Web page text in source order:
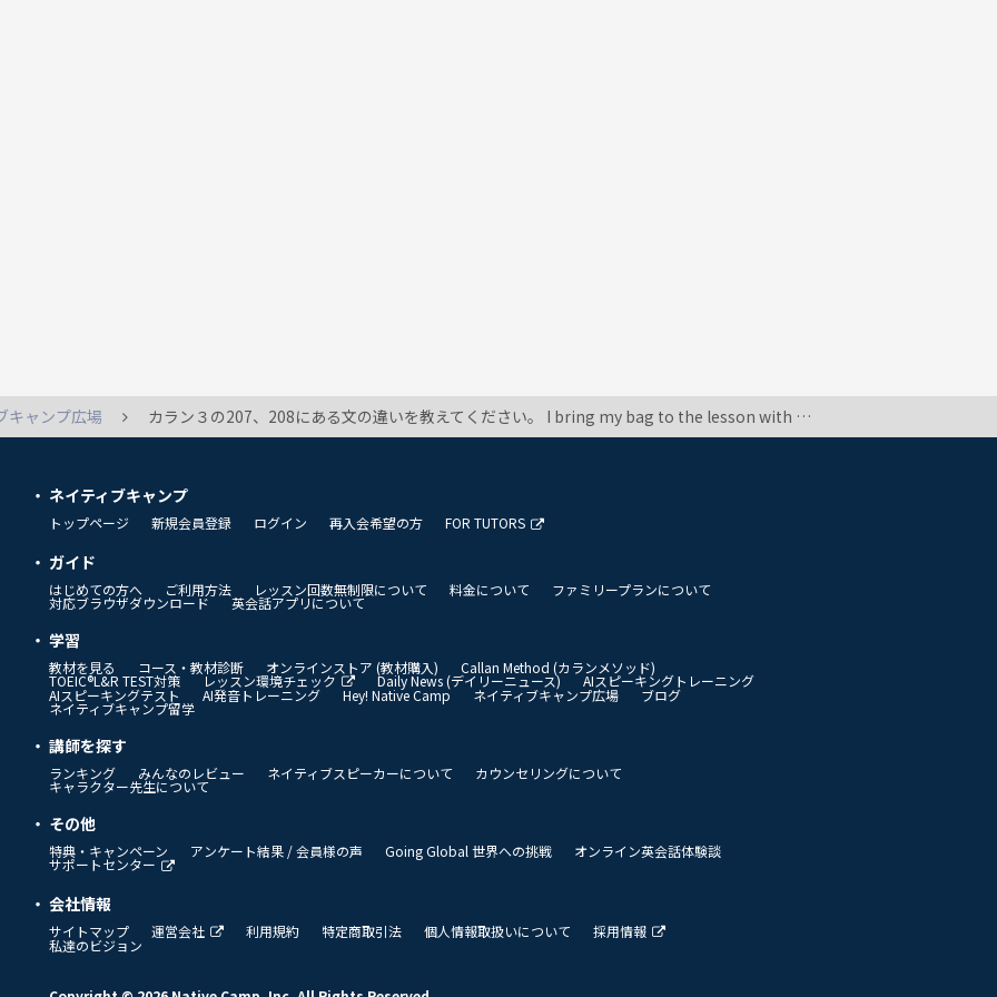
キャンプ広場 カラン３の207、208にある文の違いを教えてください。 I bring my bag to the lesson with me.とYes, I bring a pen with me to school. はtoとwith の位置が違います。何か文法的に違いはあるのでしょうか？答える時にいつも、ごっちゃになり止まってしまいます。
ネイティブキャンプ
トップページ 新規会員登録 ログイン 再入会希望の方 FOR TUTORS
ガイド
はじめての方へ ご利用方法 レッスン回数無制限について 料金について ファミリープランについて
対応ブラウザダウンロード 英会話アプリについて
学習
教材を見る コース・教材診断 オンラインストア (教材購入) Callan Method (カランメソッド)
TOEIC®L&R TEST対策 レッスン環境チェック Daily News (デイリーニュース)
AIスピーキングトレーニング
AIスピーキングテスト
AI発音トレーニング Hey! Native Camp ネイティブキャンプ広場 ブログ
ネイティブキャンプ留学
講師を探す
ランキング みんなのレビュー ネイティブスピーカーについて カウンセリングについて
キャラクター先生について
その他
特典・キャンペーン アンケート結果 / 会員様の声 Going Global 世界への挑戦 オンライン英会話体験談
サポートセンター
会社情報
サイトマップ 運営会社 利用規約 特定商取引法 個人情報取扱いについて 採用情報
私達のビジョン